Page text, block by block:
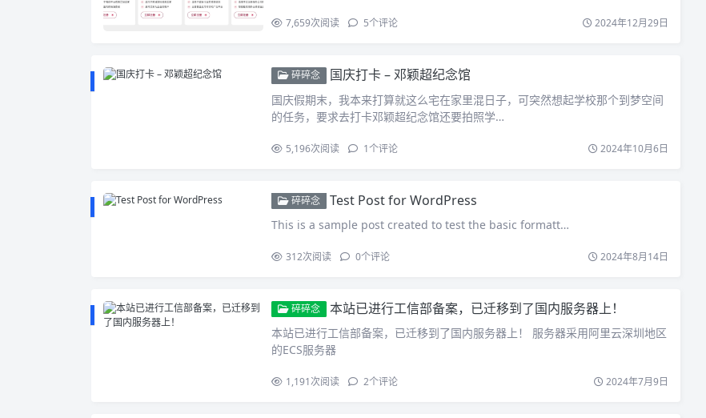
7,659次阅读 5个评论 2024年12月29日
碎碎念 国庆打卡 – 邓颖超纪念馆
国庆假期末，我本来打算就这么宅在家里混日子，可突然想起学校那个到梦空间
的任务，要求去打卡邓颖超纪念馆还要拍照学…
5,196次阅读 1个评论 2024年10月6日
碎碎念 Test Post for WordPress
This is a sample post created to test the basic formatt…
312次阅读 0个评论 2024年8月14日
碎碎念 本站已进行工信部备案，已迁移到了国内服务器上！
本站已进行工信部备案，已迁移到了国内服务器上！ 服务器采用阿里云深圳地区
的ECS服务器
1,191次阅读 2个评论 2024年7月9日